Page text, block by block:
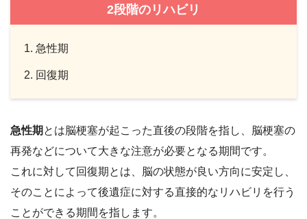
2段階のリハビリ
急性期
回復期
急性期 とは脳梗塞が起こった直後の段階を指し、脳梗塞の
再発などについて大きな注意が必要となる期間です。
これに対して回復期とは、脳の状態が良い方向に安定し、
そのことによって後遺症に対する直接的なリハビリを行う
ことができる期間を指します。